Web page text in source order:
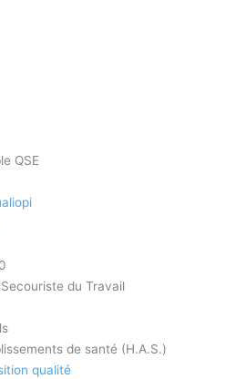
QSE
du Travail
de santé (H.A.S.)
qualité